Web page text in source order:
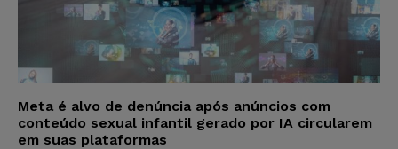
Meta é alvo de denúncia após anúncios com
conteúdo sexual infantil gerado por IA circularem
em suas plataformas